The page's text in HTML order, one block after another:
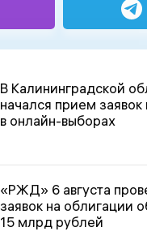
В Калининградской
начался прием заявок
в онлайн-выборах
«РЖД» 6 августа
заявок на облигации
15 млрд рублей